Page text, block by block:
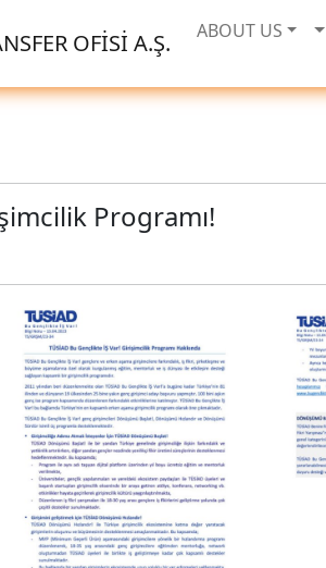
OFİSİ A.Ş. ABOUT US
Programı!